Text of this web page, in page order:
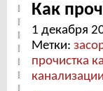
Как
1 декабря
Метки:
прочистка
канализации